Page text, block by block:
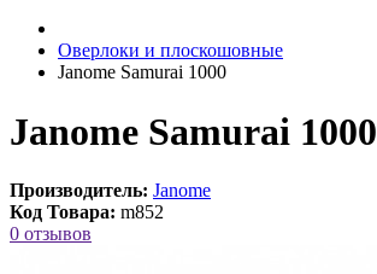
Оверлоки и плоскошовные
Janome Samurai 1000
Janome Samurai 1000
Производитель: Janome
Код Товара: m852
0 отзывов